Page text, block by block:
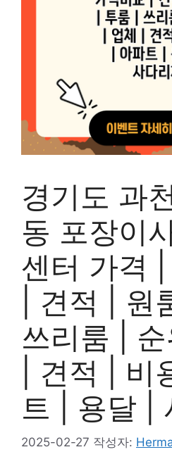
경기도 과
동 포장이
센터 가격
| 견적 | 원
쓰리룸 |
| 견적 | 비
트 | 용달 |
2025-02-27 작성자: